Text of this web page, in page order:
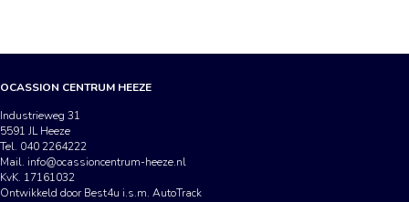
OCASSION CENTRUM HEEZE
Industrieweg 31
5591 JL Heeze
Tel. 040 2264222
Mail. info@ocassioncentrum-heeze.nl
KvK. 17161032
Ontwikkeld door Best4u i.s.m. AutoTrack